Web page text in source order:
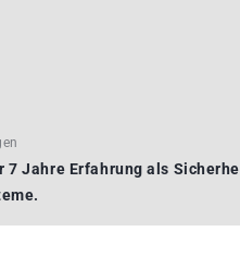
7 Jahre Erfahrung als